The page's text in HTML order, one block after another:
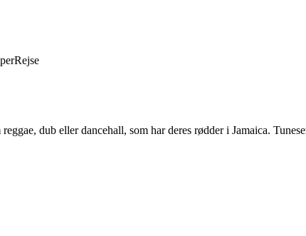
Rejse
dub eller dancehall, som har deres rødder i Jamaica.